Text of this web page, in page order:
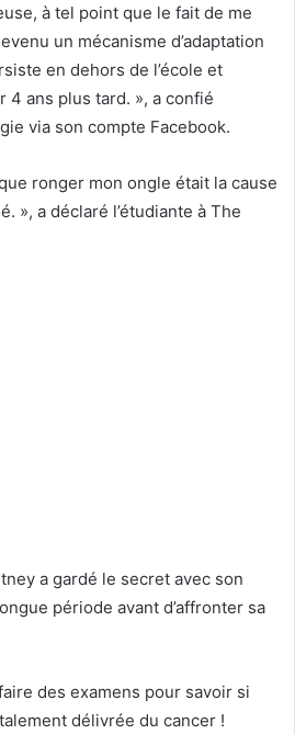
à tel point que le fait de me
un mécanisme d’adaptation
en dehors de l’école et
4 ans plus tard. », a confié
via son compte Facebook.
ronger mon ongle était la cause
», a déclaré l’étudiante à The
a gardé le secret avec son
période avant d’affronter sa
des examens pour savoir si
délivrée du cancer !